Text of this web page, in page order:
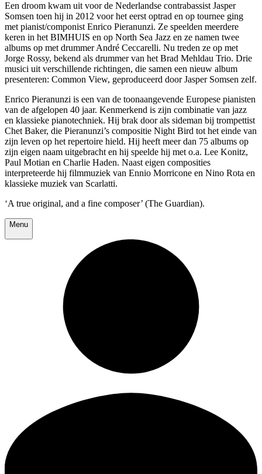
Een droom kwam uit voor de Nederlandse contrabassist Jasper
Somsen toen hij in 2012 voor het eerst optrad en op tournee ging
met pianist/componist Enrico Pieranunzi. Ze speelden meerdere
keren in het BIMHUIS en op North Sea Jazz en ze namen twee
albums op met drummer André Ceccarelli. Nu treden ze op met
Jorge Rossy, bekend als drummer van het Brad Mehldau Trio. Drie
musici uit verschillende richtingen, die samen een nieuw album
presenteren: Common View, geproduceerd door Jasper Somsen zelf.
Enrico Pieranunzi is een van de toonaangevende Europese pianisten
van de afgelopen 40 jaar. Kenmerkend is zijn combinatie van jazz
en klassieke pianotechniek. Hij brak door als sideman bij trompettist
Chet Baker, die Pieranunzi’s compositie Night Bird tot het einde van
zijn leven op het repertoire hield. Hij heeft meer dan 75 albums op
zijn eigen naam uitgebracht en hij speelde hij met o.a. Lee Konitz,
Paul Motian en Charlie Haden. Naast eigen composities
interpreteerde hij filmmuziek van Ennio Morricone en Nino Rota en
klassieke muziek van Scarlatti.
‘A true original, and a fine composer’ (The Guardian).
Menu